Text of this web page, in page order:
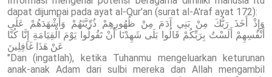
dapat dijumpai pada ayat al-Qur'an (surat al-A'raf ayat 172):
وَإِذْ أَخَذَ رَبُّكَ مِنْ بَنِي آدَمَ مِنْ ظُهُورِهِمْ ذُرِّيَّتَهُمْ وَأَشْهَدَهُمْ عَلَى
أَنْفُسِهِمْ أَلَسْتُ بِرَبِّكُمْ قَالُوا بَلَى شَهِدْنَا أَنْ تَقُولُوا يَوْمَ الْقِيَامَةِ إِنَّا كُنَّا
عَنْ هَذَا غَافِلِينَ
"Dan (ingatlah), ketika Tuhanmu mengeluarkan keturunan
anak-anak Adam dari sulbi mereka dan Allah mengambil